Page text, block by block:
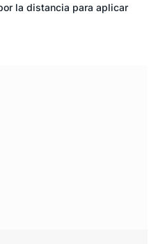
la distancia para aplicar